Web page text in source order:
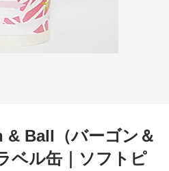
Ball（バーゴン＆
ベル缶｜ソフトピ